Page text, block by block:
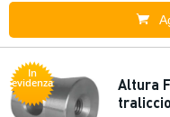
In
evidenza
Altura